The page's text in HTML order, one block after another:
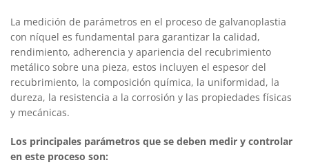
La medición de parámetros en el proceso de galvanoplastia
con níquel es fundamental para garantizar la calidad,
rendimiento, adherencia y apariencia del recubrimiento
metálico sobre una pieza, estos incluyen el espesor del
recubrimiento, la composición química, la uniformidad, la
dureza, la resistencia a la corrosión y las propiedades físicas
y mecánicas.
Los principales parámetros que se deben medir y controlar
en este proceso son: